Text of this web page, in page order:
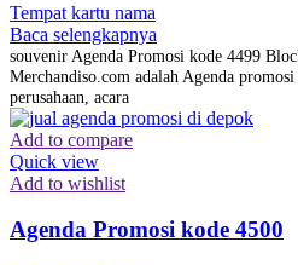
Tempat kartu nama
Baca selengkapnya
souvenir Agenda Promosi kode 4499
Merchandiso.com adalah Agenda
perusahaan, acara
Add to compare
Quick view
Add to wishlist
Agenda Promosi kode 4500